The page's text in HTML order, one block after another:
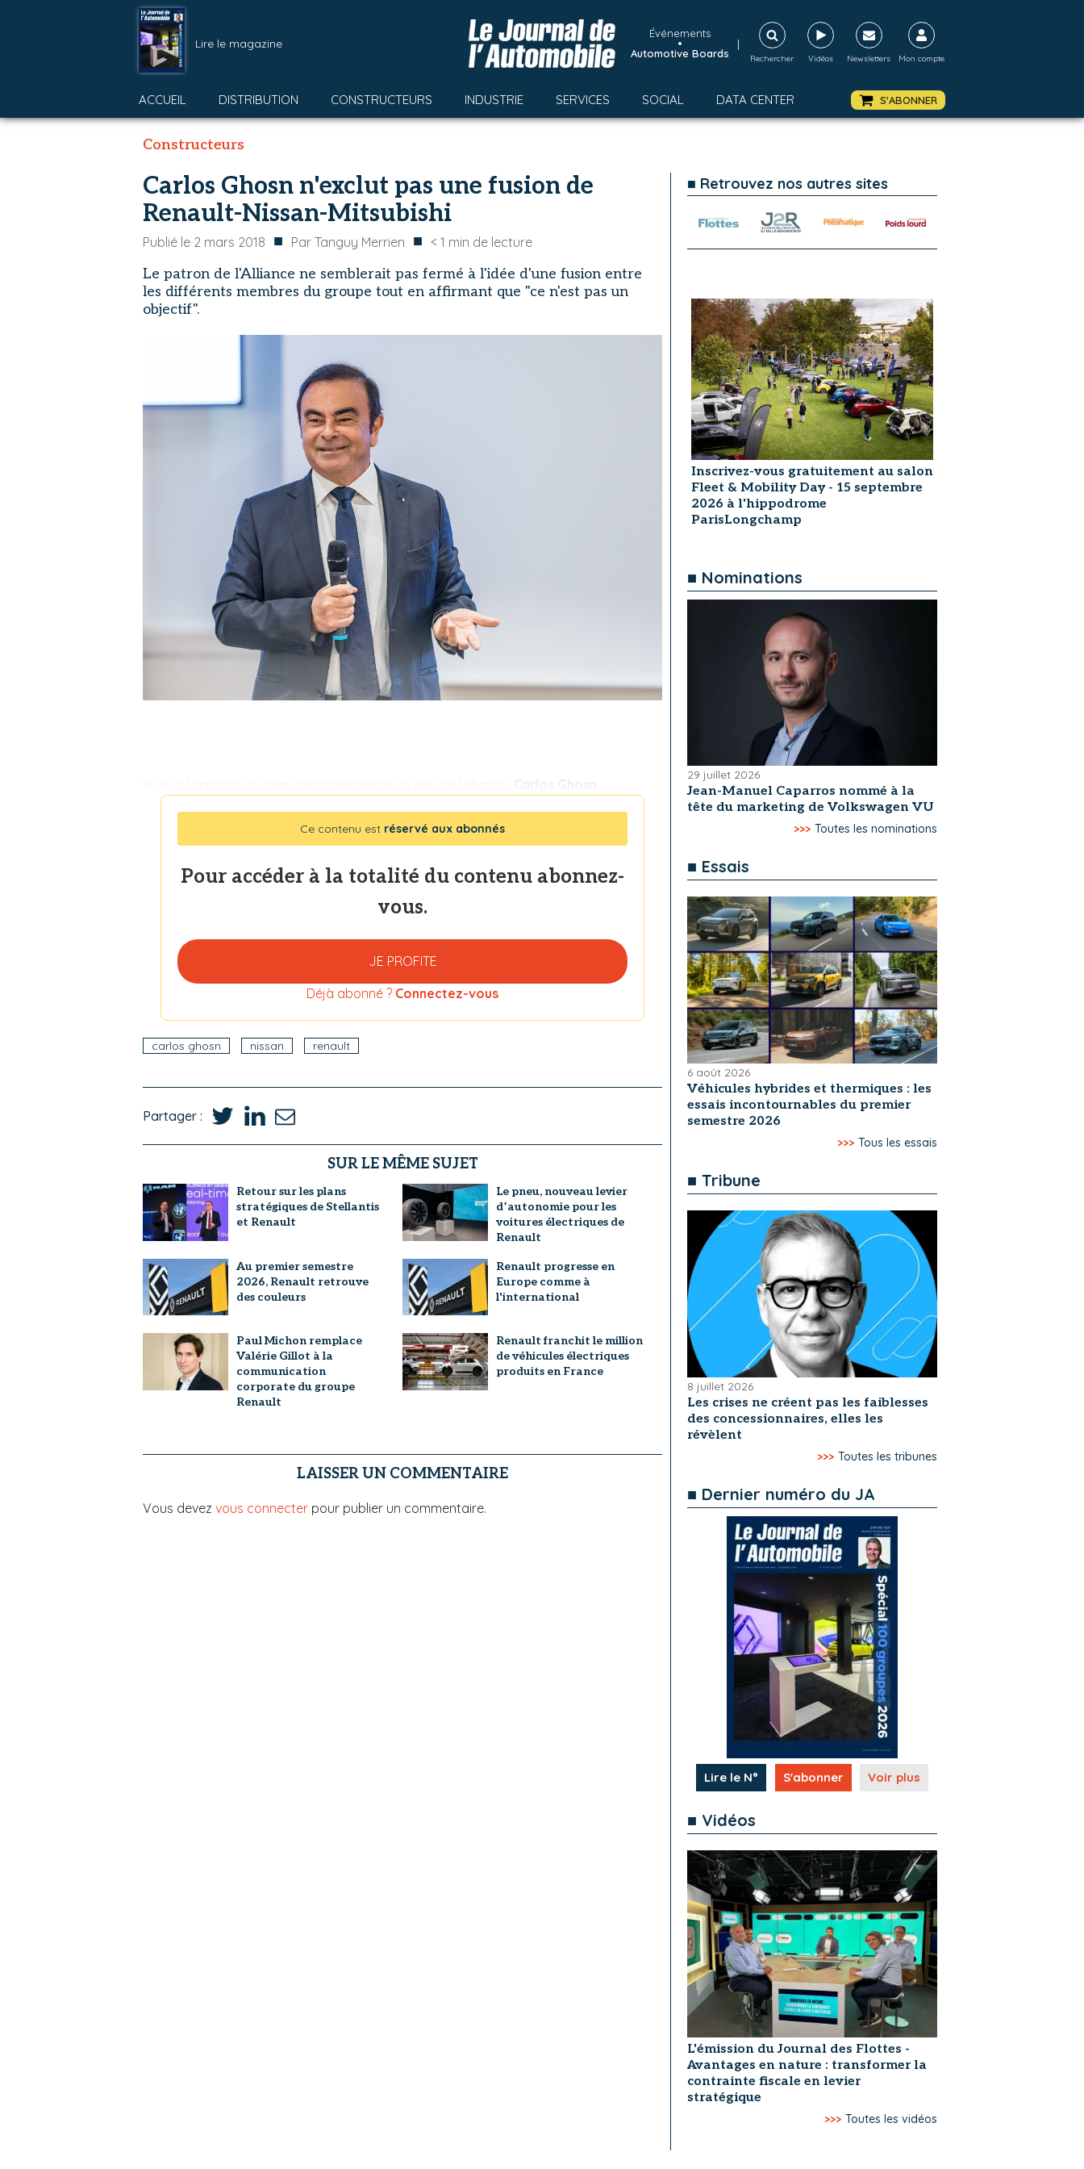
Lire le magazine
Événements
•
Automotive Boards
|
Rechercher Vidéos Newsletters Mon compte
ACCUEIL DISTRIBUTION CONSTRUCTEURS INDUSTRIE SERVICES SOCIAL DATA CENTER S'ABONNER
Constructeurs
Carlos Ghosn n'exclut pas une fusion de
Renault-Nissan-Mitsubishi
Publié le 2 mars 2018 ■ Par Tanguy Merrien ■ < 1 min de lecture
Le patron de l'Alliance ne semblerait pas fermé à l'idée d'une fusion entre
les différents membres du groupe tout en affirmant que "ce n'est pas un
objectif".
Carlos Ghosn
Ce contenu est réservé aux abonnés
Pour accéder à la totalité du contenu abonnez-
vous.
JE PROFITE
Déjà abonné ? Connectez-vous
carlos ghosn nissan renault
Partager :
SUR LE MÊME SUJET
Retour sur les plans
stratégiques de Stellantis
et Renault
Le pneu, nouveau levier
d’autonomie pour les
voitures électriques de
Renault
Au premier semestre
2026, Renault retrouve
des couleurs
Renault progresse en
Europe comme à
l'international
Paul Michon remplace
Valérie Gillot à la
communication
corporate du groupe
Renault
Renault franchit le million
de véhicules électriques
produits en France
LAISSER UN COMMENTAIRE
Vous devez vous connecter pour publier un commentaire.
■ Retrouvez nos autres sites
Inscrivez-vous gratuitement au salon
Fleet & Mobility Day - 15 septembre
2026 à l'hippodrome
ParisLongchamp
■ Nominations
29 juillet 2026
Jean-Manuel Caparros nommé à la
tête du marketing de Volkswagen VU
>>> Toutes les nominations
■ Essais
6 août 2026
Véhicules hybrides et thermiques : les
essais incontournables du premier
semestre 2026
>>> Tous les essais
■ Tribune
8 juillet 2026
Les crises ne créent pas les faiblesses
des concessionnaires, elles les
révèlent
>>> Toutes les tribunes
■ Dernier numéro du JA
Lire le N° S'abonner Voir plus
■ Vidéos
L'émission du Journal des Flottes -
Avantages en nature : transformer la
contrainte fiscale en levier
stratégique
>>> Toutes les vidéos